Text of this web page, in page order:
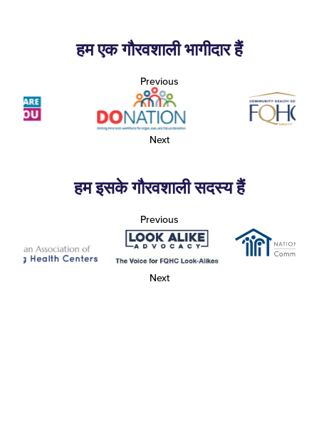
हम एक गौरवशाली भागीदार हैं
Previous
Next
हम इसके गौरवशाली सदस्य हैं
Previous
Next